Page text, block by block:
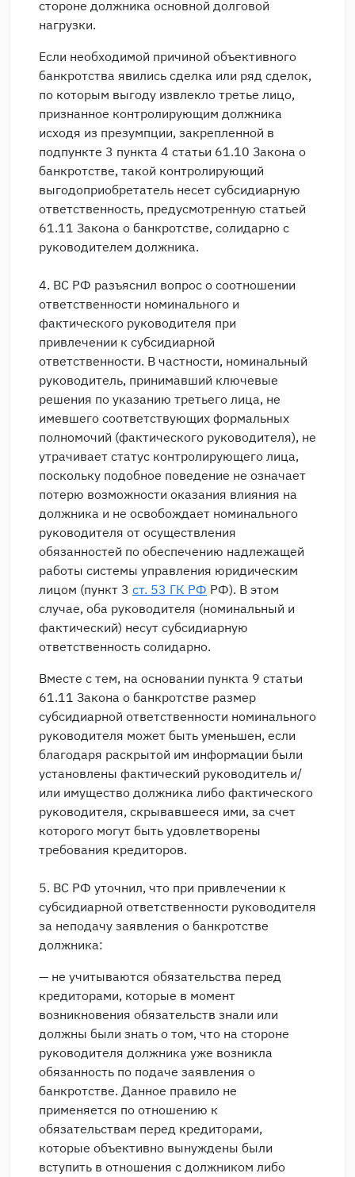
стороне должника основной долговой
нагрузки.
Если необходимой причиной объективного
банкротства явились сделка или ряд сделок,
по которым выгоду извлекло третье лицо,
признанное контролирующим должника
исходя из презумпции, закрепленной в
подпункте 3 пункта 4 статьи 61.10 Закона о
банкротстве, такой контролирующий
выгодоприобретатель несет субсидиарную
ответственность, предусмотренную статьей
61.11 Закона о банкротстве, солидарно с
руководителем должника.
4. ВС РФ разъяснил вопрос о соотношении
ответственности номинального и
фактического руководителя при
привлечении к субсидиарной
ответственности. В частности, номинальный
руководитель, принимавший ключевые
решения по указанию третьего лица, не
имевшего соответствующих формальных
полномочий (фактического руководителя), не
утрачивает статус контролирующего лица,
поскольку подобное поведение не означает
потерю возможности оказания влияния на
должника и не освобождает номинального
руководителя от осуществления
обязанностей по обеспечению надлежащей
работы системы управления юридическим
лицом (пункт 3 ст. 53 ГК РФ РФ). В этом
случае, оба руководителя (номинальный и
фактический) несут субсидиарную
ответственность солидарно.
Вместе с тем, на основании пункта 9 статьи
61.11 Закона о банкротстве размер
субсидиарной ответственности номинального
руководителя может быть уменьшен, если
благодаря раскрытой им информации были
установлены фактический руководитель и/
или имущество должника либо фактического
руководителя, скрывавшееся ими, за счет
которого могут быть удовлетворены
требования кредиторов.
5. ВС РФ уточнил, что при привлечении к
субсидиарной ответственности руководителя
за неподачу заявления о банкротстве
должника:
— не учитываются обязательства перед
кредиторами, которые в момент
возникновения обязательств знали или
должны были знать о том, что на стороне
руководителя должника уже возникла
обязанность по подаче заявления о
банкротстве. Данное правило не
применяется по отношению к
обязательствам перед кредиторами,
которые объективно вынуждены были
вступить в отношения с должником либо